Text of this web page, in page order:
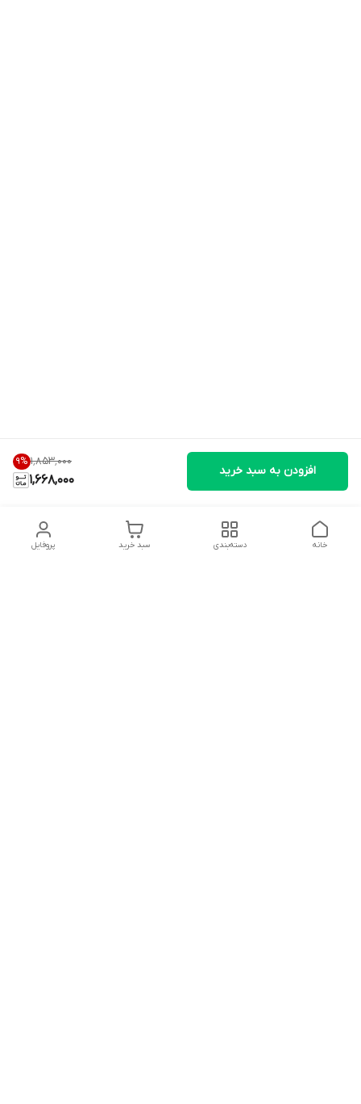
۱٬۸۵۳٬۰۰۰ 9%
1,668,000
افزودن به سبد خرید
پروفایل سبد خرید دسته‌بندی خانه